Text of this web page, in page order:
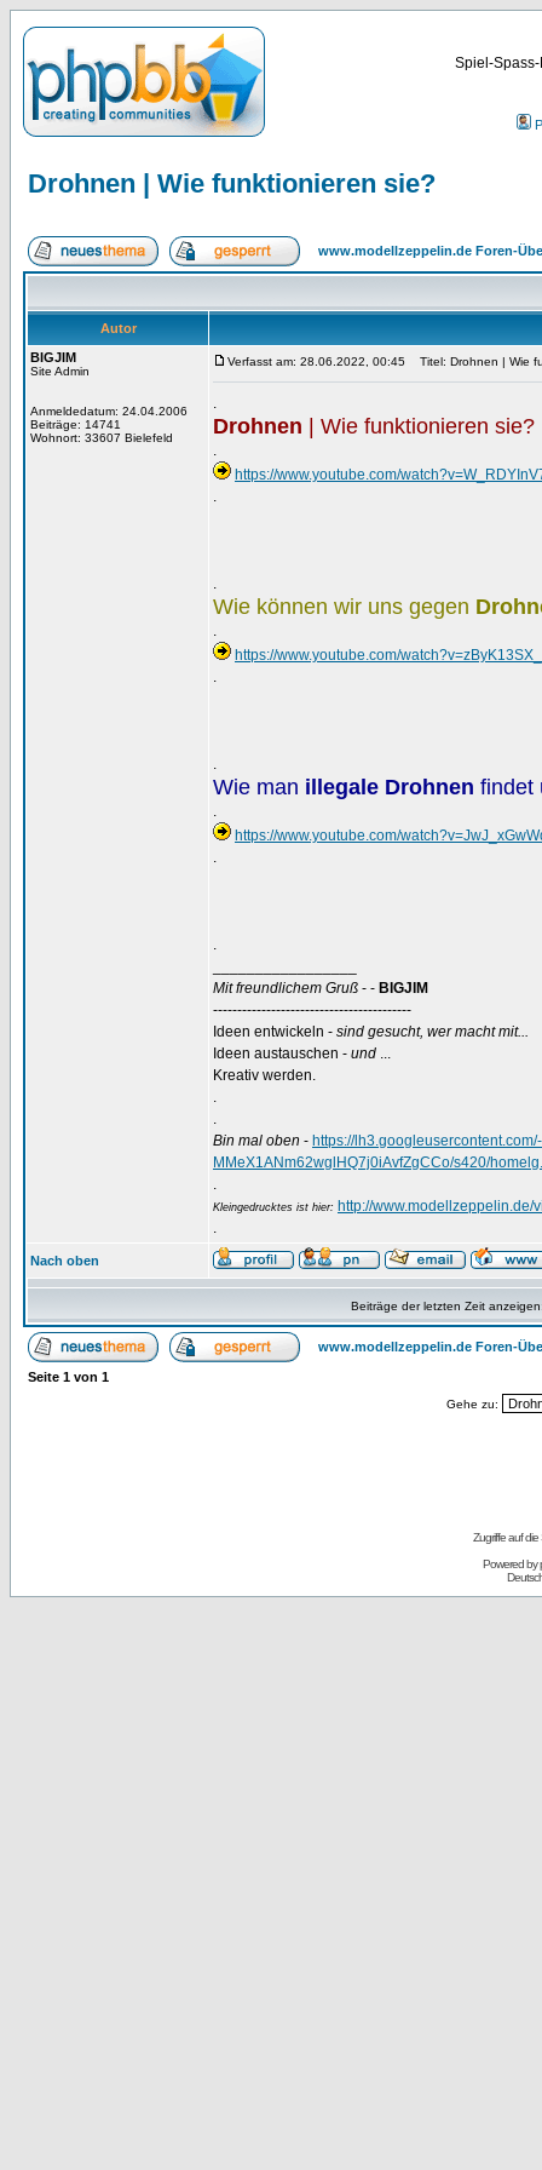
Spiel-
Drohnen | Wie funktionieren sie?
www.modellzeppelin.de Foren-
Autor
BIGJIM
Site Admin
Anmeldedatum: 24.04.2006
Beiträge: 14741
Wohnort: 33607 Bielefeld
Verfasst am: 28.06.2022, 00:45 Titel: Drohnen | Wie
.
Drohnen | Wie funktionieren sie?
.
https://www.youtube.com/
.
.
Wie können wir uns gegen
.
https://www.youtube.com/
.
.
Wie man illegale Drohnen findet
.
https://www.youtube.com/
.
.
Mit freundlichem Gruß - - BIGJIM
-----------------------------------------
Ideen entwickeln - sind gesucht, wer macht mit...
Ideen austauschen - und ...
Kreativ werden.
.
.
Bin mal oben - https://
MMeX1ANm62wglHQ7j0iAvfZgCCo/s420/
.
Kleingedrucktes ist hier: http://
.
Nach oben
Beiträge der letzten Zeit
www.modellzeppelin.de Foren-
Seite 1 von 1
Gehe zu:
Zugriffe auf
Powered by